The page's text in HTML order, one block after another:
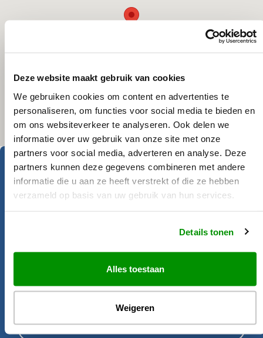
Deze website maakt gebruik van cookies
We gebruiken cookies om content en advertenties te
personaliseren, om functies voor social media te bieden en
om ons websiteverkeer te analyseren. Ook delen we
informatie over uw gebruik van onze site met onze
partners voor social media, adverteren en analyse. Deze
partners kunnen deze gegevens combineren met andere
informatie die u aan ze heeft verstrekt of die ze hebben
verzameld op basis van uw gebruik van hun services.
Details tonen
Alles toestaan
Weigeren
Geïnspireerd geraakt?
reisadviseurs helpen u graag bij het
Plan een persoonlijk advies